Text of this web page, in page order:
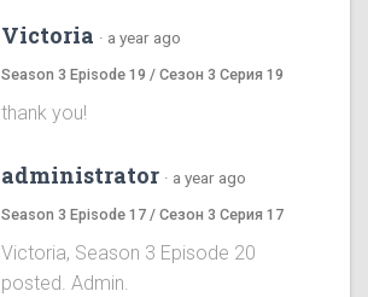
Victoria · a year ago
Season 3 Episode 19 / Сезон 3 Серия 19
thank you!
administrator · a year ago
Season 3 Episode 17 / Сезон 3 Серия 17
Victoria, Season 3 Episode 20
posted. Admin.